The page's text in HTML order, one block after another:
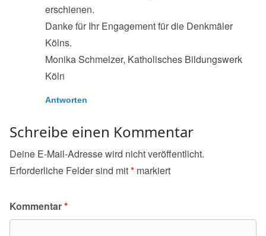
erschienen.
Danke für Ihr Engagement für die Denkmäler
Kölns.
Monika Schmelzer, Katholisches Bildungswerk
Köln
Antworten
Schreibe einen Kommentar
Deine E-Mail-Adresse wird nicht veröffentlicht.
Erforderliche Felder sind mit* markiert
Kommentar*